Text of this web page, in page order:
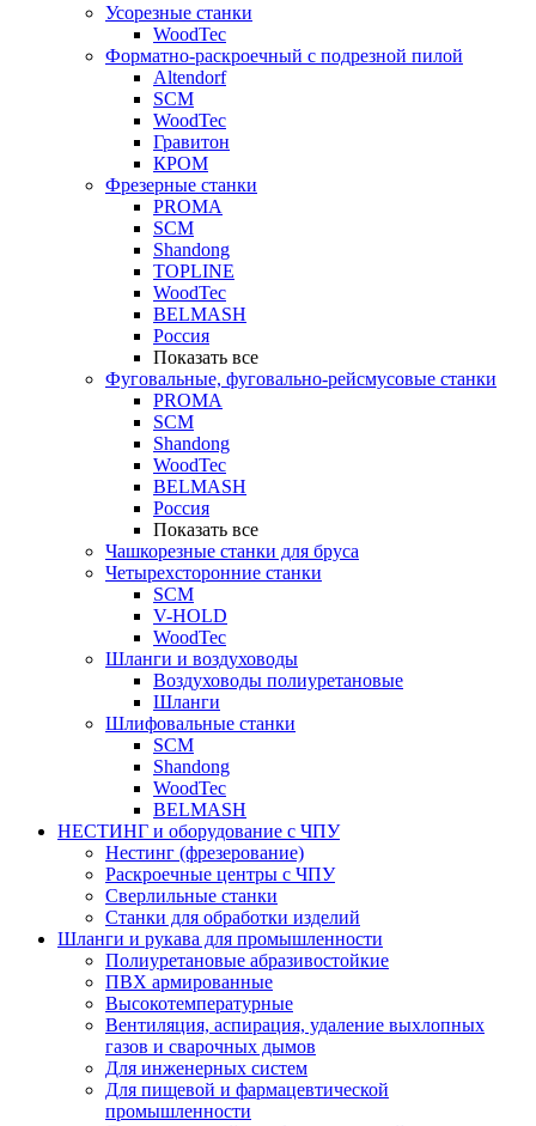
Усорезные станки
WoodTec
Форматно-раскроечный с подрезной пилой
Altendorf
SCM
WoodTec
Гравитон
КРОМ
Фрезерные станки
PROMA
SCM
Shandong
TOPLINE
WoodTec
BELMASH
Россия
Показать все
Фуговальные, фуговально-рейсмусовые станки
PROMA
SCM
Shandong
WoodTec
BELMASH
Россия
Показать все
Чашкорезные станки для бруса
Четырехсторонние станки
SCM
V-HOLD
WoodTec
Шланги и воздуховоды
Воздуховоды полиуретановые
Шланги
Шлифовальные станки
SCM
Shandong
WoodTec
BELMASH
НЕСТИНГ и оборудование с ЧПУ
Нестинг (фрезерование)
Раскроечные центры с ЧПУ
Сверлильные станки
Станки для обработки изделий
Шланги и рукава для промышленности
Полиуретановые абразивостойкие
ПВХ армированные
Высокотемпературные
Вентиляция, аспирация, удаление выхлопных
газов и сварочных дымов
Для инженерных систем
Для пищевой и фармацевтической
промышленности